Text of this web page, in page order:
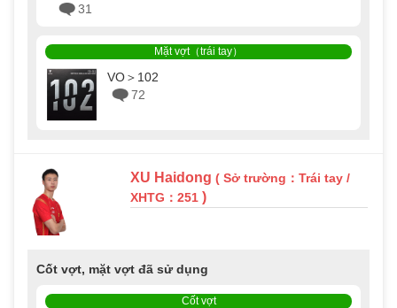
31
Mặt vợt（trái tay）
VO＞102
72
XU Haidong( Sở trường：Trái tay /
XHTG：251 )
Cốt vợt, mặt vợt đã sử dụng
Cốt vợt